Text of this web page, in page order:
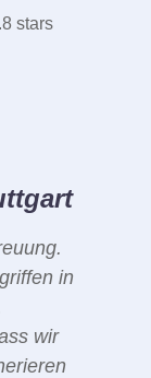
stars
in
wir